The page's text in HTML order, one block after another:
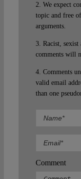
2. We expect
topic and free
arguments.
3. Racist,
comments will
4. Comments
valid email
than one
Comment